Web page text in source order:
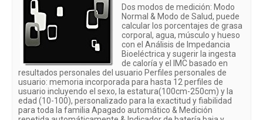
Dos modos de medición: Modo
Normal & Modo de Salud, puede
calcular los porcentajes de grasa
corporal, agua, músculo y hueso
con el Análisis de Impedancia
Bioeléctrica y sugerir la ingesta
de caloría y el IMC basado en
resultados personales del usuario Perfiles personales de
usuario: memoria incorporada para hasta 12 perfiles de
usuario incluyendo el sexo, la estatura(100cm-250cm) y la
edad (10-100), personalizado para la exactitud y fiabilidad
para toda la familia Apagado automático & Medición